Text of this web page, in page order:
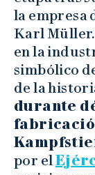
la empresa
Karl
en la
simbólico
de la
durante
por el